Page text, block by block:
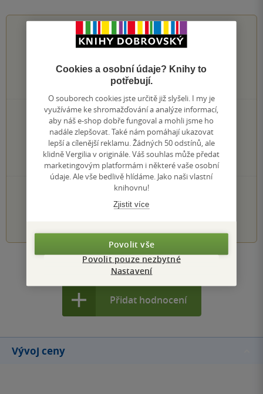
0.0z5
hodnocení čtenářů
0×
5 hvězdiček
0×
4 hvězdičky
0×
3 hvězdičky
0×
2 hvězdičky
0×
1 hvezdička
PŘIDEJTE SVÉ HODNOCENÍ KNIHY
Zobrazit všechna hodnocení
Přidat hodnocení
Vývoj ceny
Cookies a osobní údaje? Knihy to
potřebují.
O souborech cookies jste určitě již slyšeli. I my je
využíváme ke shromažďování a analýze informací,
aby náš e-shop dobře fungoval a mohli jsme ho
nadále zlepšovat. Také nám pomáhají ukazovat
lepší a cílenější reklamu. Žádných 50 odstínů, ale
klidně Vergilia v originále. Váš souhlas může předat
marketingovým platformám i některé vaše osobní
údaje. Ale vše bedlivě hlídáme. Jako naši vlastní
knihovnu!
Zjistit více
Povolit vše
Povolit pouze nezbytné
Nastavení